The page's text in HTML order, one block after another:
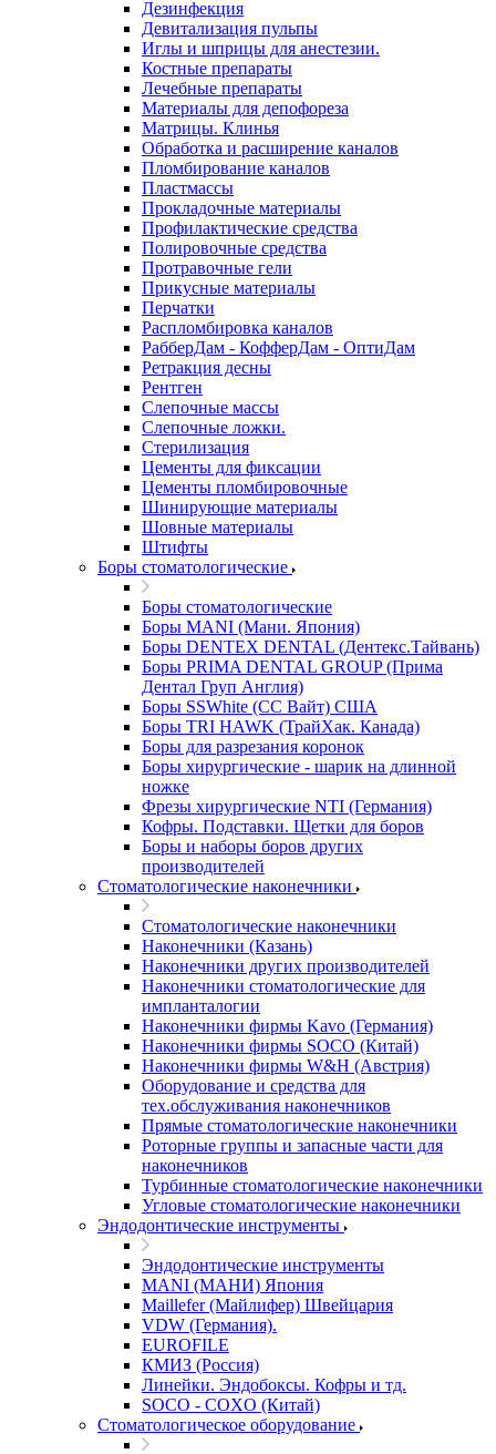
Дезинфекция
Девитализация пульпы
Иглы и шприцы для анестезии.
Костные препараты
Лечебные препараты
Материалы для депофореза
Матрицы. Клинья
Обработка и расширение каналов
Пломбирование каналов
Пластмассы
Прокладочные материалы
Профилактические средства
Полировочные средства
Протравочные гели
Прикусные материалы
Перчатки
Распломбировка каналов
РабберДам - КофферДам - ОптиДам
Ретракция десны
Рентген
Слепочные массы
Слепочные ложки.
Стерилизация
Цементы для фиксации
Цементы пломбировочные
Шинирующие материалы
Шовные материалы
Штифты
Боры стоматологические
Боры стоматологические
Боры MANI (Мани. Япония)
Боры DENTEX DENTAL (Дентекс.Тайвань)
Боры PRIMA DENTAL GROUP (Прима
Дентал Груп Англия)
Боры SSWhite (СС Вайт) США
Боры TRI HAWK (ТрайХак. Канада)
Боры для разрезания коронок
Боры хирургические - шарик на длинной
ножке
Фрезы хирургические NTI (Германия)
Кофры. Подставки. Щетки для боров
Боры и наборы боров других
производителей
Стоматологические наконечники
Стоматологические наконечники
Наконечники (Казань)
Наконечники других производителей
Наконечники стоматологические для
импланталогии
Наконечники фирмы Kavo (Германия)
Наконечники фирмы SOCO (Китай)
Наконечники фирмы W&H (Австрия)
Оборудование и средства для
тех.обслуживания наконечников
Прямые стоматологические наконечники
Роторные группы и запасные части для
наконечников
Турбинные стоматологические наконечники
Угловые стоматологические наконечники
Эндодонтические инструменты
Эндодонтические инструменты
MANI (МАНИ) Япония
Maillefer (Майлифер) Швейцария
VDW (Германия).
EUROFILE
КМИЗ (Россия)
Линейки. Эндобоксы. Кофры и тд.
SOCO - COXO (Китай)
Стоматологическое оборудование